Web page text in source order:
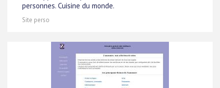
personnes. Cuisine du monde.
Site perso